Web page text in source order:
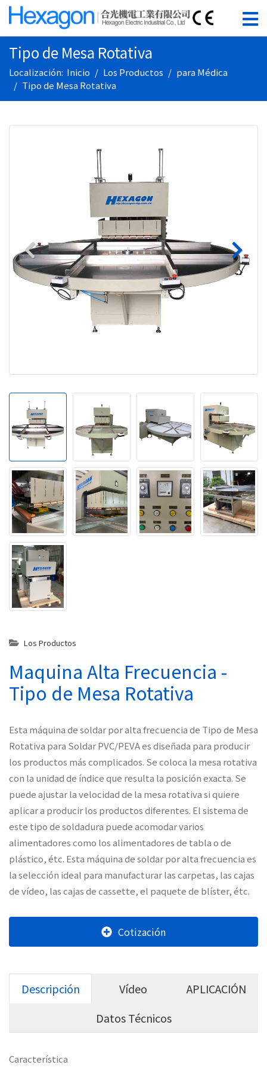
Tipo de Mesa Rotativa
Localización: Inicio Los Productos
para Médica
Tipo de Mesa Rotativa
Los Productos
Maquina Alta Frecuencia -
Tipo de Mesa Rotativa
Esta máquina de soldar por alta frecuencia de Tipo de Mesa
Rotativa para Soldar PVC/PEVA es diseñada para producir
los productos más complicados. Se coloca la mesa rotativa
con la unidad de índice que resulta la posición exacta. Se
puede ajustar la velocidad de la mesa rotativa si quiere
aplicar a producir los productos diferentes. El sistema de
este tipo de soldadura puede acomodar varios
alimentadores como los alimentadores de tabla o de
plástico, étc. Esta máquina de soldar por alta frecuencia es
la selección ideal para manufacturar las carpetas, las cajas
de vídeo, las cajas de cassette, el paquete de blíster, étc.
Cotización
Descripción Vídeo
APLICACIÓN
Datos Técnicos
Característica